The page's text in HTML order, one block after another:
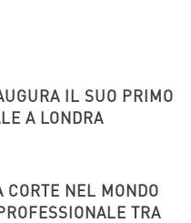
IL SUO PRIMO
A LONDRA
NEL MONDO
TRA